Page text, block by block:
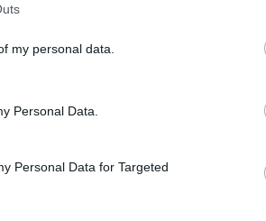
my personal data.
Personal Data.
Personal Data for Targeted
visų įmanomų priemonių
nusiteikusias jėgas.
plėtoti savo
lygmeniu. Džiaugiamės,
tuo nesustosime. Lietuva
saugumo plėtrą“, –